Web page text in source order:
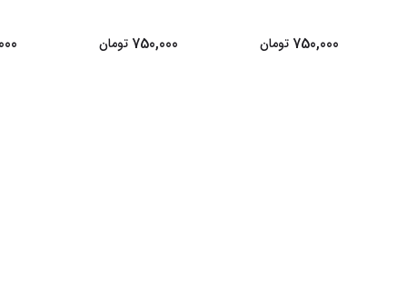
750,000 تومان 750,000 تومان